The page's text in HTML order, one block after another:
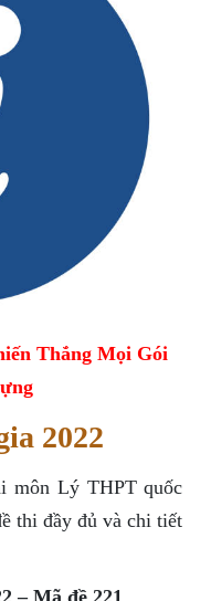
Thắng Mọi Gói
2022
môn Lý THPT quốc
thi đầy đủ và chi tiết